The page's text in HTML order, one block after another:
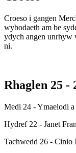
Croeso i gangen
wybodaeth am be
ydych angen unrhyw
ni.
Rhaglen 25 -
Medi 24 - Ymaelodi a
Hydref 22 - Janet
Tachwedd 26 - Cinio